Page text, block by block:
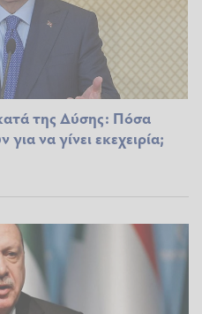
της Δύσης: Πόσα
να γίνει εκεχειρία;